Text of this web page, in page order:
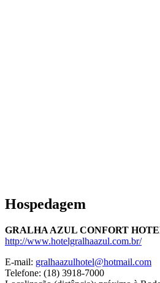
Hospedagem
GRALHA AZUL CONFORT
http://www.hotelgralhaazul.com.br/
E-mail: gralhaazulhotel@hotmail.com
Telefone: (18) 3918-7000